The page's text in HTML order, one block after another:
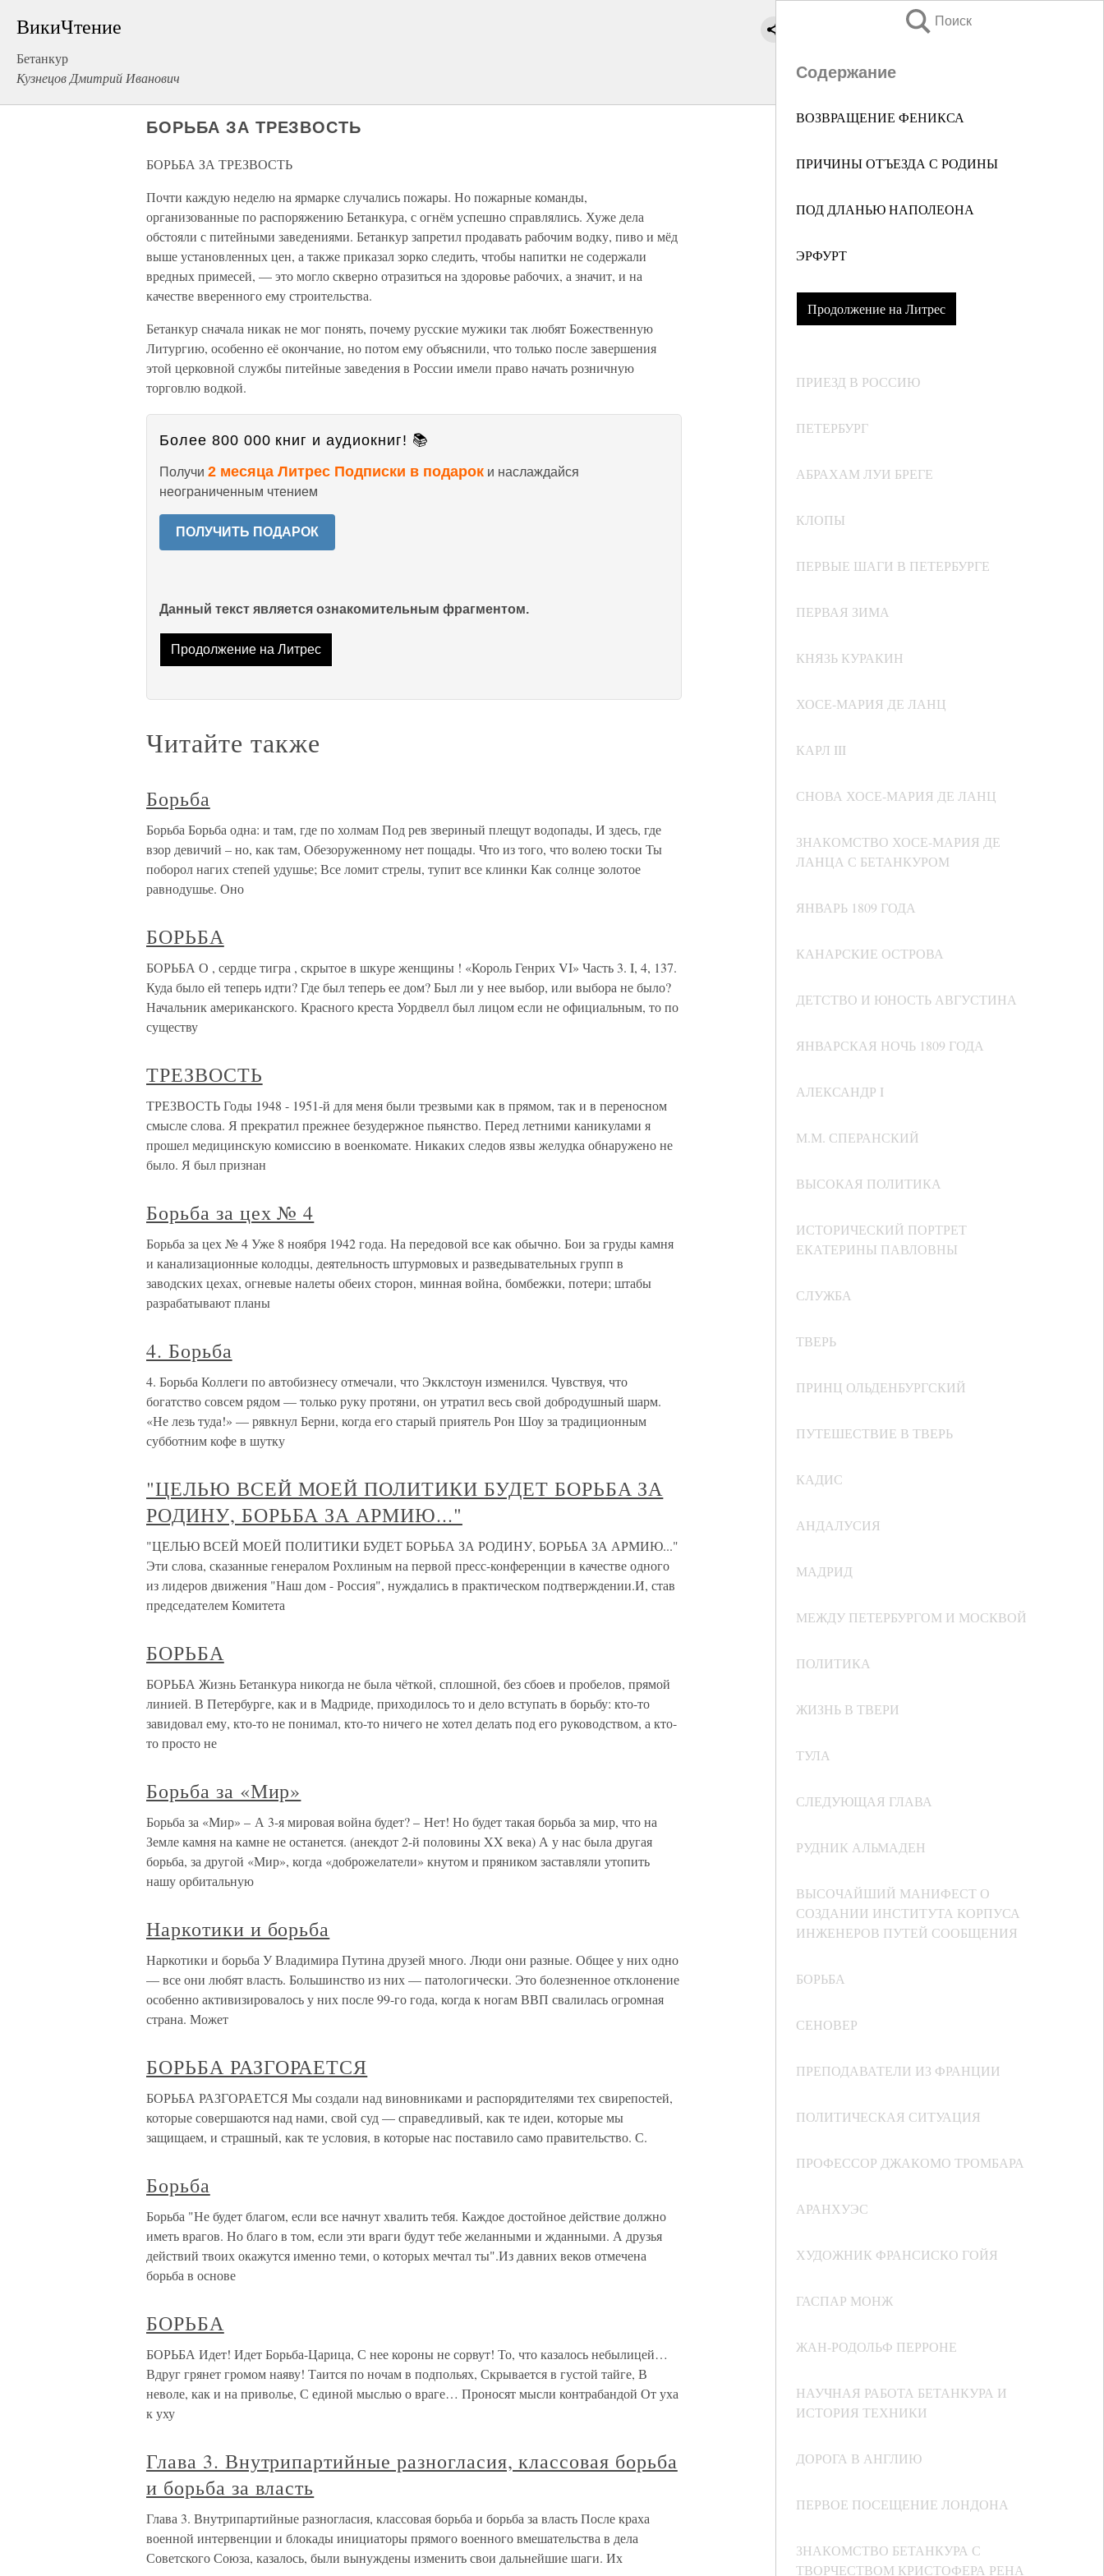
ВикиЧтение
Бетанкур
Кузнецов Дмитрий Иванович
Поиск
Содержание
ВОЗВРАЩЕНИЕ ФЕНИКСА
ПРИЧИНЫ ОТЪЕЗДА С РОДИНЫ
ПОД ДЛАНЬЮ НАПОЛЕОНА
ЭРФУРТ
Продолжение на Литрес
ПРИЕЗД В РОССИЮ
ПЕТЕРБУРГ
АБРАХАМ ЛУИ БРЕГЕ
КЛОПЫ
ПЕРВЫЕ ШАГИ В ПЕТЕРБУРГЕ
ПЕРВАЯ ЗИМА
КНЯЗЬ КУРАКИН
ХОСЕ-МАРИЯ ДЕ ЛАНЦ
КАРЛ III
СНОВА ХОСЕ-МАРИЯ ДЕ ЛАНЦ
ЗНАКОМСТВО ХОСЕ-МАРИЯ ДЕ
ЛАНЦА С БЕТАНКУРОМ
ЯНВАРЬ 1809 ГОДА
КАНАРСКИЕ ОСТРОВА
ДЕТСТВО И ЮНОСТЬ АВГУСТИНА
ЯНВАРСКАЯ НОЧЬ 1809 ГОДА
АЛЕКСАНДР I
М.М. СПЕРАНСКИЙ
ВЫСОКАЯ ПОЛИТИКА
ИСТОРИЧЕСКИЙ ПОРТРЕТ
ЕКАТЕРИНЫ ПАВЛОВНЫ
СЛУЖБА
ТВЕРЬ
ПРИНЦ ОЛЬДЕНБУРГСКИЙ
ПУТЕШЕСТВИЕ В ТВЕРЬ
КАДИС
АНДАЛУСИЯ
МАДРИД
МЕЖДУ ПЕТЕРБУРГОМ И МОСКВОЙ
ПОЛИТИКА
ЖИЗНЬ В ТВЕРИ
ТУЛА
СЛЕДУЮЩАЯ ГЛАВА
РУДНИК АЛЬМАДЕН
ВЫСОЧАЙШИЙ МАНИФЕСТ О
СОЗДАНИИ ИНСТИТУТА КОРПУСА
ИНЖЕНЕРОВ ПУТЕЙ СООБЩЕНИЯ
БОРЬБА
СЕНОВЕР
ПРЕПОДАВАТЕЛИ ИЗ ФРАНЦИИ
ПОЛИТИЧЕСКАЯ СИТУАЦИЯ
ПРОФЕССОР ДЖАКОМО ТРОМБАРА
АРАНХУЭС
ХУДОЖНИК ФРАНСИСКО ГОЙЯ
ГАСПАР МОНЖ
ЖАН-РОДОЛЬФ ПЕРРОНЕ
НАУЧНАЯ РАБОТА БЕТАНКУРА И
ИСТОРИЯ ТЕХНИКИ
ДОРОГА В АНГЛИЮ
ПЕРВОЕ ПОСЕЩЕНИЕ ЛОНДОНА
ЗНАКОМСТВО БЕТАНКУРА С
ТВОРЧЕСТВОМ КРИСТОФЕРА РЕНА
БОРЬБА ЗА ТРЕЗВОСТЬ
БОРЬБА ЗА ТРЕЗВОСТЬ
Почти каждую неделю на ярмарке случались пожары. Но пожарные команды,
организованные по распоряжению Бетанкура, с огнём успешно справлялись. Хуже дела
обстояли с питейными заведениями. Бетанкур запретил продавать рабочим водку, пиво и мёд
выше установленных цен, а также приказал зорко следить, чтобы напитки не содержали
вредных примесей, — это могло скверно отразиться на здоровье рабочих, а значит, и на
качестве вверенного ему строительства.
Бетанкур сначала никак не мог понять, почему русские мужики так любят Божественную
Литургию, особенно её окончание, но потом ему объяснили, что только после завершения
этой церковной службы питейные заведения в России имели право начать розничную
торговлю водкой.
Более 800 000 книг и аудиокниг! 📚
Получи 2 месяца Литрес Подписки в подарок и наслаждайся
неограниченным чтением
ПОЛУЧИТЬ ПОДАРОК
Данный текст является ознакомительным фрагментом.
Продолжение на Литрес
Читайте также
Борьба
Борьба Борьба одна: и там, где по холмам Под рев звериный плещут водопады, И здесь, где
взор девичий – но, как там, Обезоруженному нет пощады. Что из того, что волею тоски Ты
поборол нагих степей удушье; Все ломит стрелы, тупит все клинки Как солнце золотое
равнодушье. Оно
БОРЬБА
БОРЬБА О , сердце тигра , скрытое в шкуре женщины ! «Король Генрих VI» Часть 3. I, 4, 137.
Куда было ей теперь идти? Где был теперь ее дом? Был ли у нее выбор, или выбора не было?
Начальник американского. Красного креста Уордвелл был лицом если не официальным, то по
существу
ТРЕЗВОСТЬ
ТРЕЗВОСТЬ Годы 1948 - 1951-й для меня были трезвыми как в прямом, так и в переносном
смысле слова. Я прекратил прежнее безудержное пьянство. Перед летними каникулами я
прошел медицинскую комиссию в военкомате. Никаких следов язвы желудка обнаружено не
было. Я был признан
Борьба за цех № 4
Борьба за цех № 4 Уже 8 ноября 1942 года. На передовой все как обычно. Бои за груды камня
и канализационные колодцы, деятельность штурмовых и разведывательных групп в
заводских цехах, огневые налеты обеих сторон, минная война, бомбежки, потери; штабы
разрабатывают планы
4. Борьба
4. Борьба Коллеги по автобизнесу отмечали, что Экклстоун изменился. Чувствуя, что
богатство совсем рядом — только руку протяни, он утратил весь свой добродушный шарм.
«Не лезь туда!» — рявкнул Берни, когда его старый приятель Рон Шоу за традиционным
субботним кофе в шутку
"ЦЕЛЬЮ ВСЕЙ МОЕЙ ПОЛИТИКИ БУДЕТ БОРЬБА ЗА
РОДИНУ, БОРЬБА ЗА АРМИЮ..."
"ЦЕЛЬЮ ВСЕЙ МОЕЙ ПОЛИТИКИ БУДЕТ БОРЬБА ЗА РОДИНУ, БОРЬБА ЗА АРМИЮ..."
Эти слова, сказанные генералом Рохлиным на первой пресс-конференции в качестве одного
из лидеров движения "Наш дом - Россия", нуждались в практическом подтверждении.И, став
председателем Комитета
БОРЬБА
БОРЬБА Жизнь Бетанкура никогда не была чёткой, сплошной, без сбоев и пробелов, прямой
линией. В Петербурге, как и в Мадриде, приходилось то и дело вступать в борьбу: кто-то
завидовал ему, кто-то не понимал, кто-то ничего не хотел делать под его руководством, а кто-
то просто не
Борьба за «Мир»
Борьба за «Мир» – А 3-я мировая война будет? – Нет! Но будет такая борьба за мир, что на
Земле камня на камне не останется. (анекдот 2-й половины XX века) А у нас была другая
борьба, за другой «Мир», когда «доброжелатели» кнутом и пряником заставляли утопить
нашу орбитальную
Наркотики и борьба
Наркотики и борьба У Владимира Путина друзей много. Люди они разные. Общее у них одно
— все они любят власть. Большинство из них — патологически. Это болезненное отклонение
особенно активизировалось у них после 99-го года, когда к ногам ВВП свалилась огромная
страна. Может
БОРЬБА РАЗГОРАЕТСЯ
БОРЬБА РАЗГОРАЕТСЯ Мы создали над виновниками и распорядителями тех свирепостей,
которые совершаются над нами, свой суд — справедливый, как те идеи, которые мы
защищаем, и страшный, как те условия, в которые нас поставило само правительство. С.
Борьба
Борьба "Не будет благом, если все начнут хвалить тебя. Каждое достойное действие должно
иметь врагов. Но благо в том, если эти враги будут тебе желанными и жданными. А друзья
действий твоих окажутся именно теми, о которых мечтал ты".Из давних веков отмечена
борьба в основе
БОРЬБА
БОРЬБА Идет! Идет Борьба-Царица, С нее короны не сорвут! То, что казалось небылицей…
Вдруг грянет громом наяву! Таится по ночам в подпольях, Скрывается в густой тайге, В
неволе, как и на приволье, С единой мыслью о враге… Проносят мысли контрабандой От уха
к уху
Глава 3. Внутрипартийные разногласия, классовая борьба
и борьба за власть
Глава 3. Внутрипартийные разногласия, классовая борьба и борьба за власть После краха
военной интервенции и блокады инициаторы прямого военного вмешательства в дела
Советского Союза, казалось, были вынуждены изменить свои дальнейшие шаги. Их